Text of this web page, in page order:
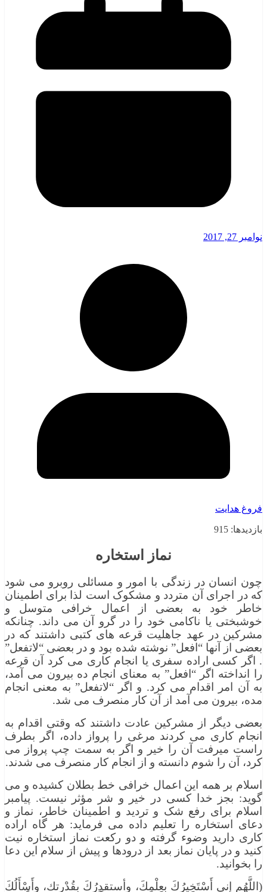
نوامبر 27, 2017
فروغ هدایت
بازدیدها: 915
نماز استخاره
چون انسان در زندگی با امور و مسائلی روبرو می شود
که در اجرای آن متردد و مشکوک است لذا برای اطمینان
خاطر خود به بعضی از اعمال خرافی متوسل و
خوشبختی یا ناکامی خود را در گرو آن می داند. چنانکه
مشرکین در عهد جاهلیت قرعه های کتبی داشتند که در
بعضی از آنها “افعل” نوشته شده بود و در بعضی “لاتفعل”
. اگر کسی اراده سفری یا انجام کاری می کرد آن قرعه
را انداخته اگر “افعل” به معنای انجام ده بیرون می آمد،
به آن امر اقدام می کرد. و اگر “لاتفعل” به معنی انجام
مده، بیرون می آمد از آن کار منصرف می شد.
بعضی دیگر از مشرکین عادت داشتند که وقتی اقدام به
انجام کاری می کردند مرغی را پرواز داده، اگر بطرف
راست میرفت آن را خیر و اگر به سمت چپ پرواز می
کرد، آن را شوم دانسته و از انجام کار منصرف می شدند.
اسلام بر همه این اعمال خرافی خط بطلان کشیده و می
گوید: بجز خدا کسی در خیر و شر مؤثر نیست. پیامبر
اسلام برای رفع شک و تردید و اطمینان خاطر، نماز و
دعای استخاره را تعلیم داده می فرماید: هر گاه اراده
کاری دارید وضوء گرفته و دو رکعت نماز استخاره نیت
کنید و در پایان نماز بعد از درودها و پیش از سلام این دعا
را بخوانید.
(اللَّهُم إِني أَسْتَخِيرُكَ بعِلْمِكَ، وأستقدِرُكَ بقُدْرِتك، وأَسْأَلُكَ